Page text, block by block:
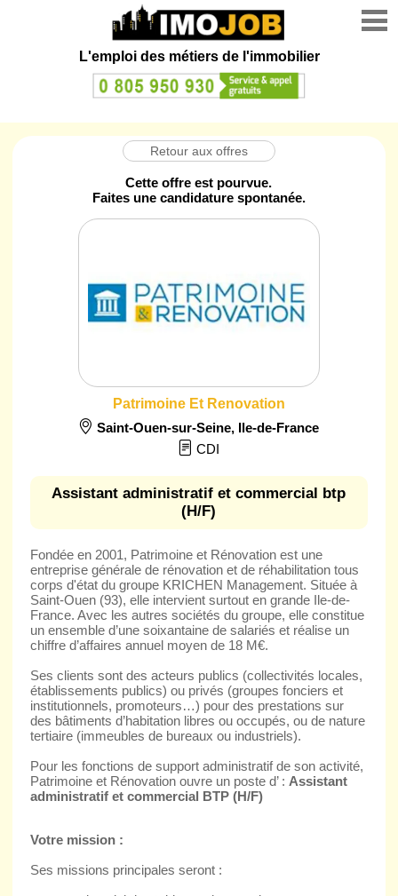
L'emploi des métiers de l'immobilier
Retour aux offres
Cette offre est pourvue.
Faites une candidature spontanée.
Patrimoine Et Renovation
Saint-Ouen-sur-Seine, Ile-de-France
CDI
Assistant administratif et commercial btp
(H/F)
Fondée en 2001, Patrimoine et Rénovation est une
entreprise générale de rénovation et de réhabilitation tous
corps d'état du groupe KRICHEN Management. Située à
Saint-Ouen (93), elle intervient surtout en grande Ile-de-
France. Avec les autres sociétés du groupe, elle constitue
un ensemble d’une soixantaine de salariés et réalise un
chiffre d’affaires annuel moyen de 18 M€.
Ses clients sont des acteurs publics (collectivités locales,
établissements publics) ou privés (groupes fonciers et
institutionnels, promoteurs…) pour des prestations sur
des bâtiments d’habitation libres ou occupés, ou de nature
tertiaire (immeubles de bureaux ou industriels).
Pour les fonctions de support administratif de son activité,
Patrimoine et Rénovation ouvre un poste d’ : Assistant
administratif et commercial BTP (H/F)
Votre mission :
Ses missions principales seront :